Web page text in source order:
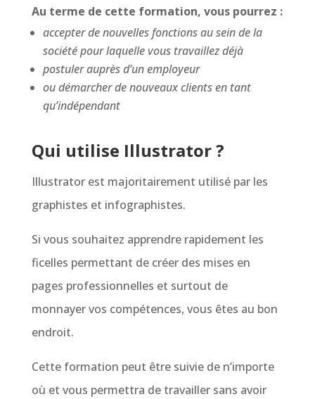
Au terme de cette formation, vous pourrez :
accepter de nouvelles fonctions au sein de la
société pour laquelle vous travaillez déjà
postuler auprès d’un employeur
ou démarcher de nouveaux clients en tant
qu’indépendant
Qui utilise Illustrator ?
Illustrator est majoritairement utilisé par les
graphistes et infographistes.
Si vous souhaitez apprendre rapidement les
ficelles permettant de créer des mises en
pages professionnelles et surtout de
monnayer vos compétences, vous êtes au bon
endroit.
Cette formation peut être suivie de n’importe
où et vous permettra de travailler sans avoir